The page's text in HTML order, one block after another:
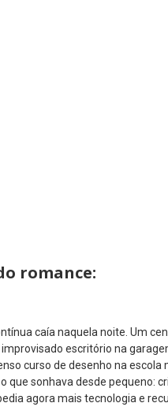
romance:
caía naquela noite. Um
escritório na
curso de desenho na
que sonhava desde pequeno:
agora mais tecnologia e